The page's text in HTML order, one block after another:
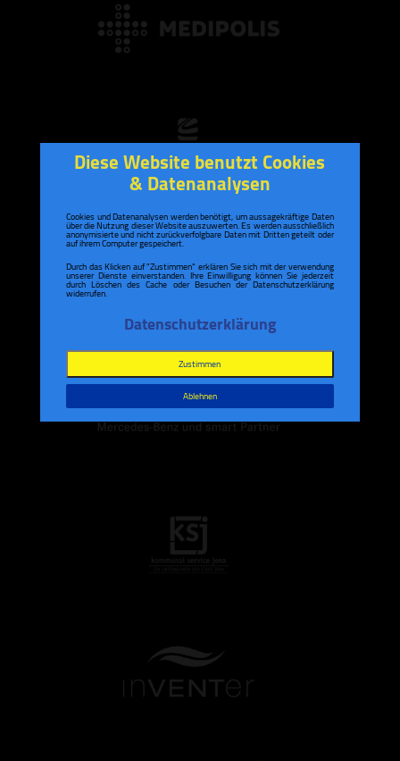
Diese Website benutzt Cookies
& Datenanalysen
Cookies und Datenanalysen werden benötigt, um aussagekräftige Daten
über die Nutzung dieser Website auszuwerten. Es werden ausschließlich
anonymisierte und nicht zurückverfolgbare Daten mit Dritten geteilt oder
auf ihrem Computer gespeichert.
Durch das Klicken auf "Zustimmen" erklären Sie sich mit der verwendung
unserer Dienste einverstanden. Ihre Einwilligung können Sie jederzeit
durch Löschen des Cache oder Besuchen der Datenschutzerklärung
widerrufen.
Datenschutzerklärung
Zustimmen
Ablehnen